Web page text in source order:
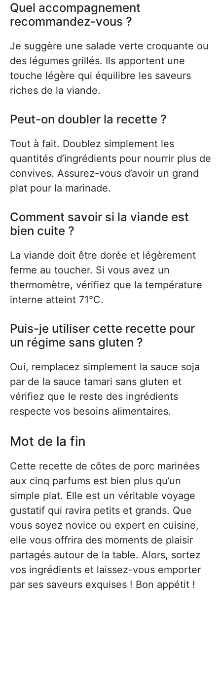
Quel accompagnement
recommandez-vous ?
Je suggère une salade verte croquante ou
des légumes grillés. Ils apportent une
touche légère qui équilibre les saveurs
riches de la viande.
Peut-on doubler la recette ?
Tout à fait. Doublez simplement les
quantités d’ingrédients pour nourrir plus de
convives. Assurez-vous d’avoir un grand
plat pour la marinade.
Comment savoir si la viande est
bien cuite ?
La viande doit être dorée et légèrement
ferme au toucher. Si vous avez un
thermomètre, vérifiez que la température
interne atteint 71°C.
Puis-je utiliser cette recette pour
un régime sans gluten ?
Oui, remplacez simplement la sauce soja
par de la sauce tamari sans gluten et
vérifiez que le reste des ingrédients
respecte vos besoins alimentaires.
Mot de la fin
Cette recette de côtes de porc marinées
aux cinq parfums est bien plus qu’un
simple plat. Elle est un véritable voyage
gustatif qui ravira petits et grands. Que
vous soyez novice ou expert en cuisine,
elle vous offrira des moments de plaisir
partagés autour de la table. Alors, sortez
vos ingrédients et laissez-vous emporter
par ses saveurs exquises ! Bon appétit !